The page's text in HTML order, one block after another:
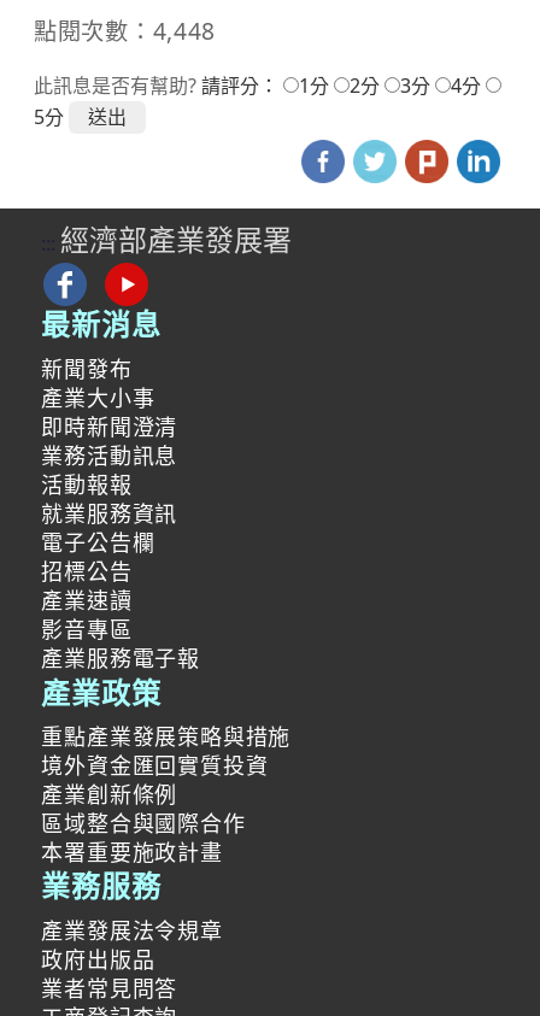
點閱次數：4,448
此訊息是否有幫助?請評分： 1分 2分 3分
4分
5分
::: 經濟部產業發展署
最新消息
新聞發布
產業大小事
即時新聞澄清
業務活動訊息
活動報報
就業服務資訊
電子公告欄
招標公告
產業速讀
影音專區
產業服務電子報
產業政策
重點產業發展策略與措施
境外資金匯回實質投資
產業創新條例
區域整合與國際合作
本署重要施政計畫
業務服務
產業發展法令規章
政府出版品
業者常見問答